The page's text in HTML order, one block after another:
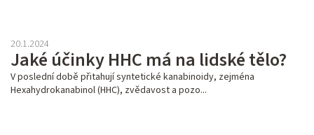
Jaké účinky HHC má na lidské tělo?
20.1.2024
V poslední době přitahují syntetické kanabinoidy, zejména
Hexahydrokanabinol (HHC), zvědavost a pozo...